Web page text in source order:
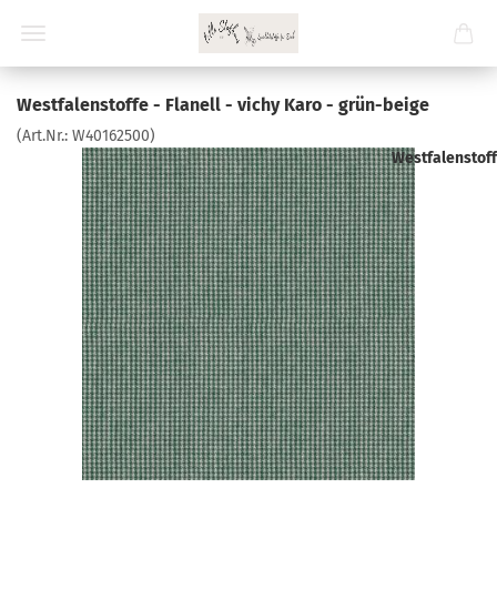
Westfalenstoffe - Flanell - vichy Karo - grün-beige
(Art.Nr.: W40162500)